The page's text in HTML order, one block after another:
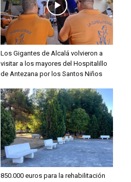
Los Gigantes de Alcalá volvieron a
visitar a los mayores del Hospitalillo
de Antezana por los Santos Niños
850.000 euros para la rehabilitación